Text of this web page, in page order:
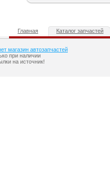
Главная Каталог запчастей
магазин автозапчастей
при наличии
на источник!